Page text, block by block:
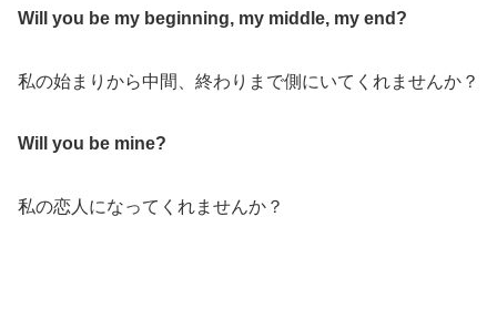
Will you be my beginning, my middle, my end?
私の始まりから中間、終わりまで側にいてくれませんか？
Will you be mine?
私の恋人になってくれませんか？